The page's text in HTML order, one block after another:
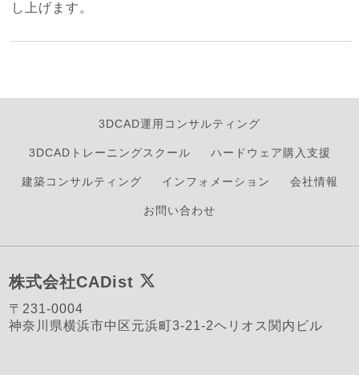
し上げます。
3DCAD運用コンサルティング
3DCADトレーニングスクール ハードウェア購入支援
建築コンサルティング インフォメーション 会社情報
お問い合わせ
株式会社CADist
〒231-0004
神奈川県横浜市中区元浜町3-21-2ヘリオス関内ビル